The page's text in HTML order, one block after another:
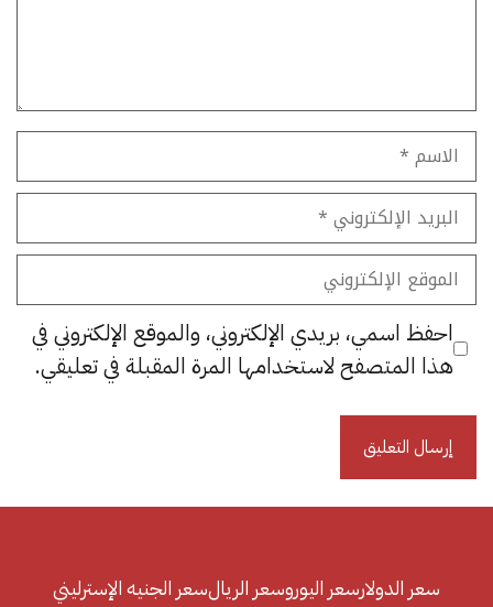
الاسم
البريد
الإلكتروني
الموقع
الإلكتروني
احفظ اسمي، بريدي الإلكتروني، والموقع الإلكتروني في
هذا المتصفح لاستخدامها المرة المقبلة في تعليقي.
سعر الدولارسعر اليوروسعر الريالسعر الجنيه الإسترليني